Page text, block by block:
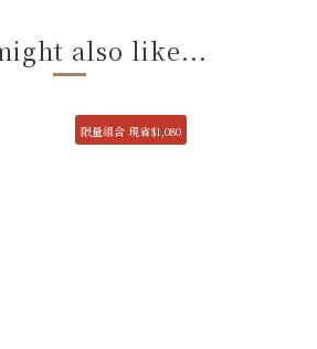
also like...
限量組合 現省$1,080